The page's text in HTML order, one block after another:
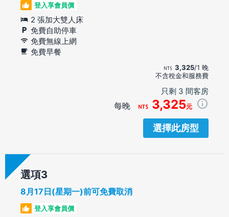
登入享會員價
2 張加大雙人床
免費自助停車
免費無線上網
免費早餐
3,325/1 晚
不含稅金和服務費
只剩 3 間客房
每晚 3,325元
選擇此房型
選項
8月17日(星期一)前可免費取消
登入享會員價